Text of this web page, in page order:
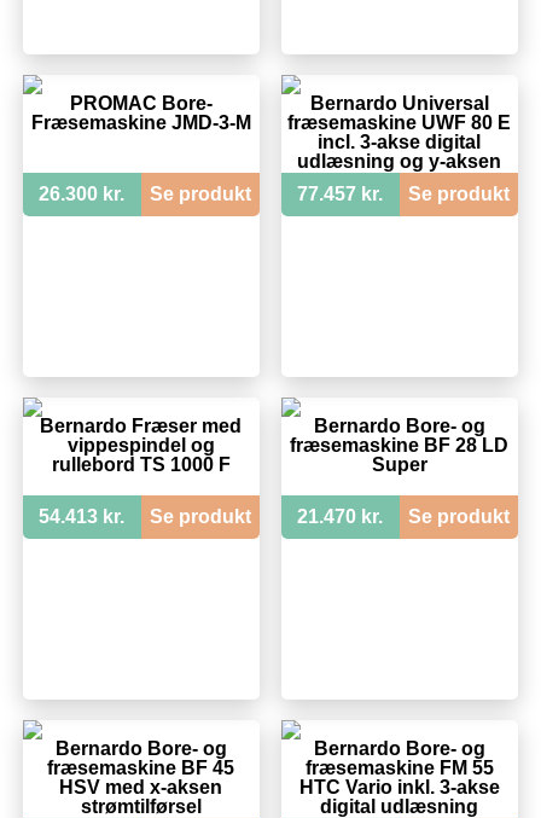
PROMAC Bore-
Fræsemaskine JMD-3-M
26.300 kr. Se produkt
Bernardo Universal
fræsemaskine UWF 80 E
incl. 3-akse digital
udlæsning og y-aksen
77.457 kr. Se produkt
Bernardo Fræser med
vippespindel og
rullebord TS 1000 F
54.413 kr. Se produkt
Bernardo Bore- og
fræsemaskine BF 28 LD
Super
21.470 kr. Se produkt
Bernardo Bore- og
fræsemaskine BF 45
HSV med x-aksen
strømtilførsel
Bernardo Bore- og
fræsemaskine FM 55
HTC Vario inkl. 3-akse
digital udlæsning